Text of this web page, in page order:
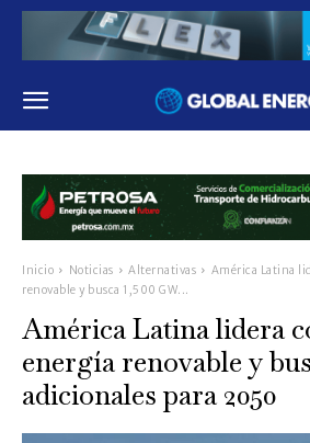
Inicio Noticias Alternativas
América Latina
renovable y busca 1,500 GW...
América Latina lidera
energía renovable y
adicionales para 2050